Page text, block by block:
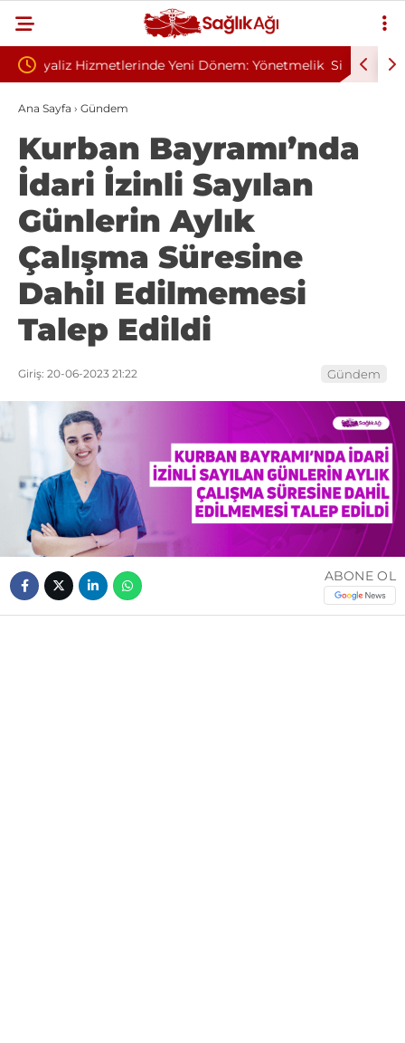
Yönetmelik Sivilce Sandı, Cilt Kanseri Çıktı: Ameliyattan 60
Dikişle Uyandı
Ana Sayfa › Gündem
Kurban Bayramı’nda
İdari İzinli Sayılan
Günlerin Aylık
Çalışma Süresine
Dahil Edilmemesi
Talep Edildi
Giriş: 20-06-2023 21:22 Gündem
ABONE OL